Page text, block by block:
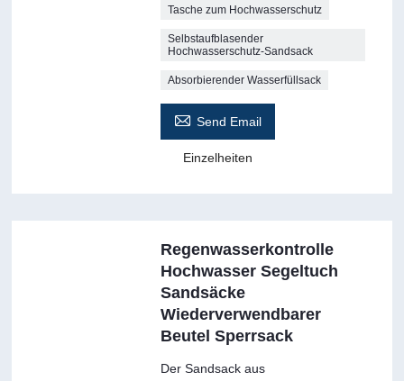
Tasche zum Hochwasserschutz
Selbstaufblasender
Hochwasserschutz-Sandsack
Absorbierender Wasserfüllsack
 Send Email
Einzelheiten
Regenwasserkontrolle
Hochwasser Segeltuch
Sandsäcke
Wiederverwendbarer
Beutel Sperrsack
Der Sandsack aus